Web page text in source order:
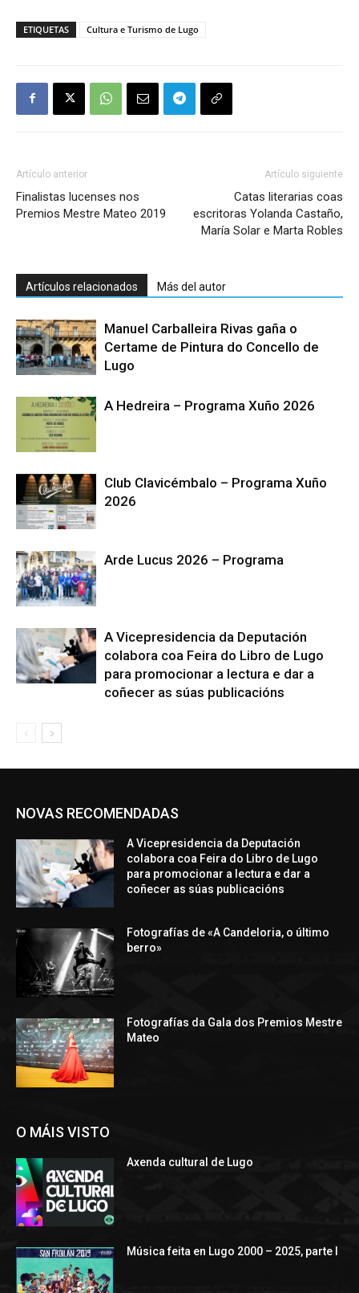
ETIQUETAS Cultura e Turismo de Lugo
Artículo anterior
Finalistas lucenses nos
Premios Mestre Mateo 2019
Artículo siguiente
Catas literarias coas
escritoras Yolanda Castaño,
María Solar e Marta Robles
Artículos relacionados Más del autor
Manuel Carballeira Rivas gaña o
Certame de Pintura do Concello de
Lugo
A Hedreira – Programa Xuño 2026
Club Clavicémbalo – Programa Xuño
2026
Arde Lucus 2026 – Programa
A Vicepresidencia da Deputación
colabora coa Feira do Libro de Lugo
para promocionar a lectura e dar a
coñecer as súas publicacións
NOVAS RECOMENDADAS
A Vicepresidencia da Deputación
colabora coa Feira do Libro de Lugo
para promocionar a lectura e dar a
coñecer as súas publicacións
Fotografías de «A Candeloria, o último
berro»
Fotografías da Gala dos Premios Mestre
Mateo
O MÁIS VISTO
Axenda cultural de Lugo
Música feita en Lugo 2000 – 2025, parte I